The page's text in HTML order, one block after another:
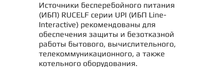
Источники бесперебойного питания
(ИБП) RUCELF серии UPI (ИБП Line-
Interactive) рекомендованы для
обеспечения защиты и безотказной
работы бытового, вычислительного,
телекоммуникационного, а также
котельного оборудования.